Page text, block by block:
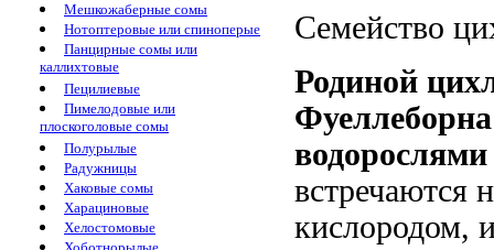
Мешкожаберные сомы
Нотоптеровые или спиноперые
Панцирные сомы или
каллихтовые
Пецилиевые
Пимелодовые или
плоскоголовые сомы
Полурылые
Радужницы
Хаковые сомы
Харациновые
Хелостомовые
Семейство
Родиной
Фуеллеборна
встречаются
кислородом,